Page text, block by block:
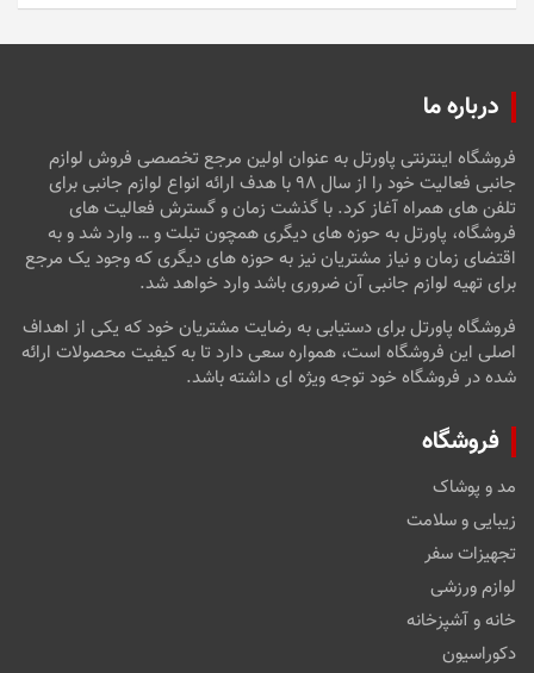
درباره ما
فروشگاه اینترنتی پاورتل به عنوان اولین مرجع تخصصی فروش لوازم
جانبی فعالیت خود را از سال ۹۸ با هدف ارائه انواع لوازم جانبی برای
تلفن های همراه آغاز کرد. با گذشت زمان و گسترش فعالیت های
فروشگاه، پاورتل به حوزه های دیگری همچون تبلت و … وارد شد و به
اقتضای زمان و نیاز مشتریان نیز به حوزه های دیگری که وجود یک مرجع
برای تهیه لوازم جانبی آن ضروری باشد وارد خواهد شد.
فروشگاه پاورتل برای دستیابی به رضایت مشتریان خود که یکی از اهداف
اصلی این فروشگاه است، همواره سعی دارد تا به کیفیت محصولات ارائه
شده در فروشگاه خود توجه ویژه ای داشته باشد.
فروشگاه
مد و پوشاک
زیبایی و سلامت
تجهیزات سفر
لوازم ورزشی
خانه و آشپزخانه
دکوراسیون